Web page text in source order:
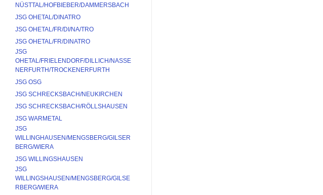
NÜSTTAL/HOFBIEBER/DAMMERSBACH
JSG OHETAL/DINATRO
JSG OHETAL/FR/DI/NA/TRO
JSG OHETAL/FR/DINATRO
JSG
OHETAL/FRIELENDORF/DILLICH/NASSE
NERFURTH/TROCKENERFURTH
JSG OSG
JSG SCHRECKSBACH/NEUKIRCHEN
JSG SCHRECKSBACH/RÖLLSHAUSEN
JSG WARMETAL
JSG
WILLINGHAUSEN/MENGSBERG/GILSER
BERG/WIERA
JSG WILLINGSHAUSEN
JSG
WILLINGSHAUSEN/MENGSBERG/GILSE
RBERG/WIERA